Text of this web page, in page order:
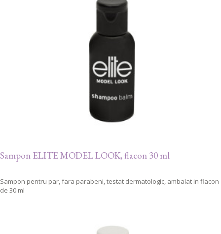
Sampon ELITE MODEL LOOK, flacon 30 ml
Sampon pentru par, fara parabeni, testat dermatologic, ambalat in flacon
de 30 ml